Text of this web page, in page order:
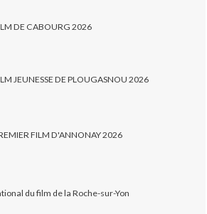
DE CABOURG 2026
JEUNESSE DE PLOUGASNOU 2026
FILM D'ANNONAY 2026
du film de la Roche-sur-Yon